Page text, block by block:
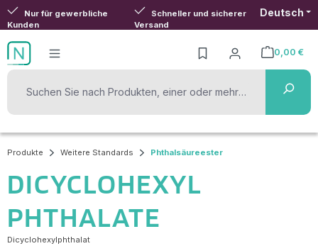
Zum Hauptinhalt springen
Nur für gewerbliche
Kunden
Schneller und sicherer
Versand
Deutsch
0,00 €
Warenkorb
Produkte Weitere Standards Phthalsäureester
DICYCLOHEXYL
PHTHALATE
Dicyclohexylphthalat